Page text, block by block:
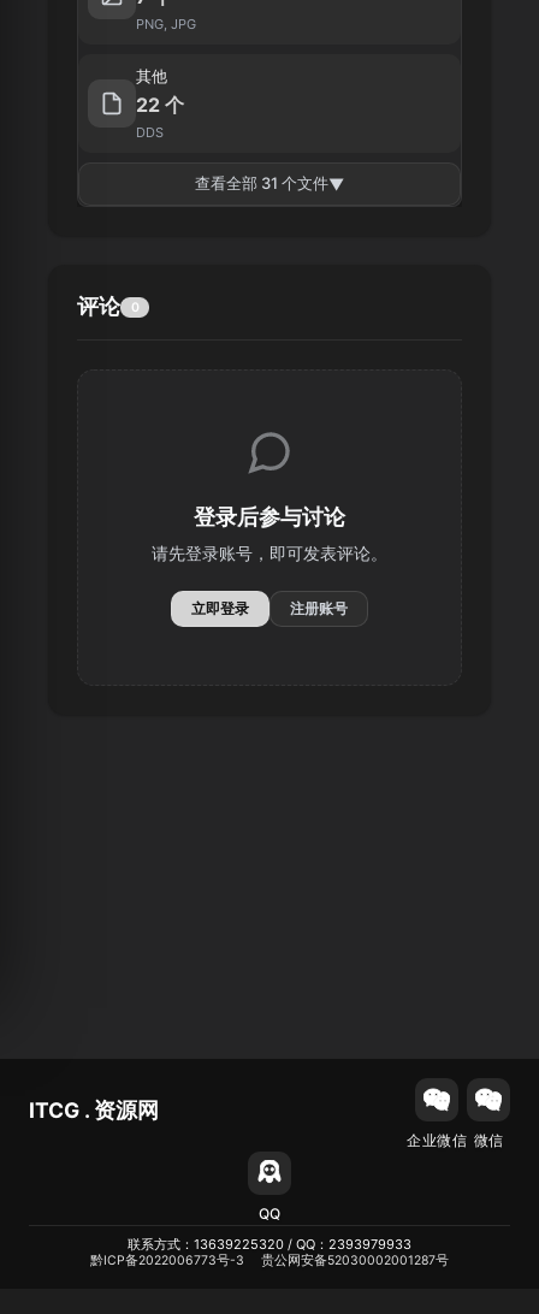
PNG, JPG
其他
22 个
DDS
查看全部 31 个文件▼
评论 0
登录后参与讨论
请先登录账号，即可发表评论。
立即登录 注册账号
ITCG . 资源网
企业微信 微信
QQ
联系方式：13639225320 / QQ：2393979933
黔ICP备2022006773号-3 贵公网安备52030002001287号